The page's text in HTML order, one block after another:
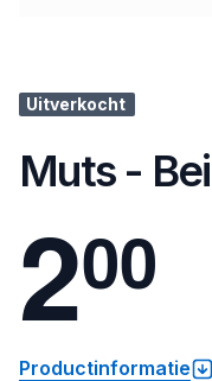
Uitverkocht
Muts -
200
Productinformatie